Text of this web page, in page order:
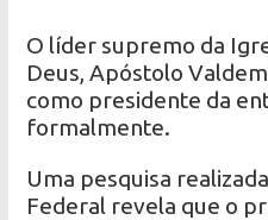
O líder supremo da
Deus, Apóstolo
como presidente da
formalmente.
Uma pesquisa
Federal revela que o